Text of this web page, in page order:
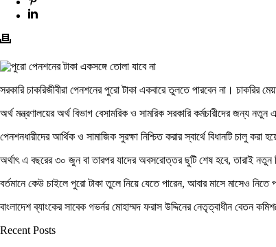
সরকারি চাকরিজীবীরা পেনশনের পুরো টাকা একবারে তুলতে পারবেন না।
অর্থ মন্ত্রণালয়ের অর্থ বিভাগ বেসামরিক ও সামরিক সরকারি কর্মচারীদের জন্য
পেনশনধারীদের আর্থিক ও সামাজিক সুরক্ষা নিশ্চিত করার স্বার্থে বিধানটি চালু
অর্থাৎ এ বছরের ৩০ জুন বা তারপর যাদের অবসরোত্তর ছুটি শেষ হবে, তারাই নতুন
বর্তমানে কেউ চাইলে পুরো টাকা তুলে নিয়ে যেতে পারেন, আবার মাসে মাসেও
বাংলাদেশ ব্যাংকের সাবেক গভর্নর মোহাম্মদ ফরাস উদ্দিনের নেতৃত্বাধীন বেতন
Recent Posts